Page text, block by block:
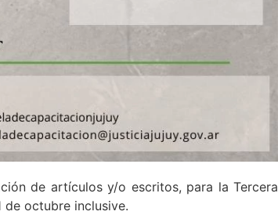
de artículos y/o escritos, para la Tercera
de octubre inclusive.